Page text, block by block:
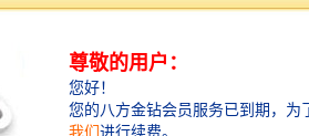
其中在互联网的技术下，博慈液晶拼
处理系统功能和灵活的显示配置，支
接入和任意组合，提供高清晰视频